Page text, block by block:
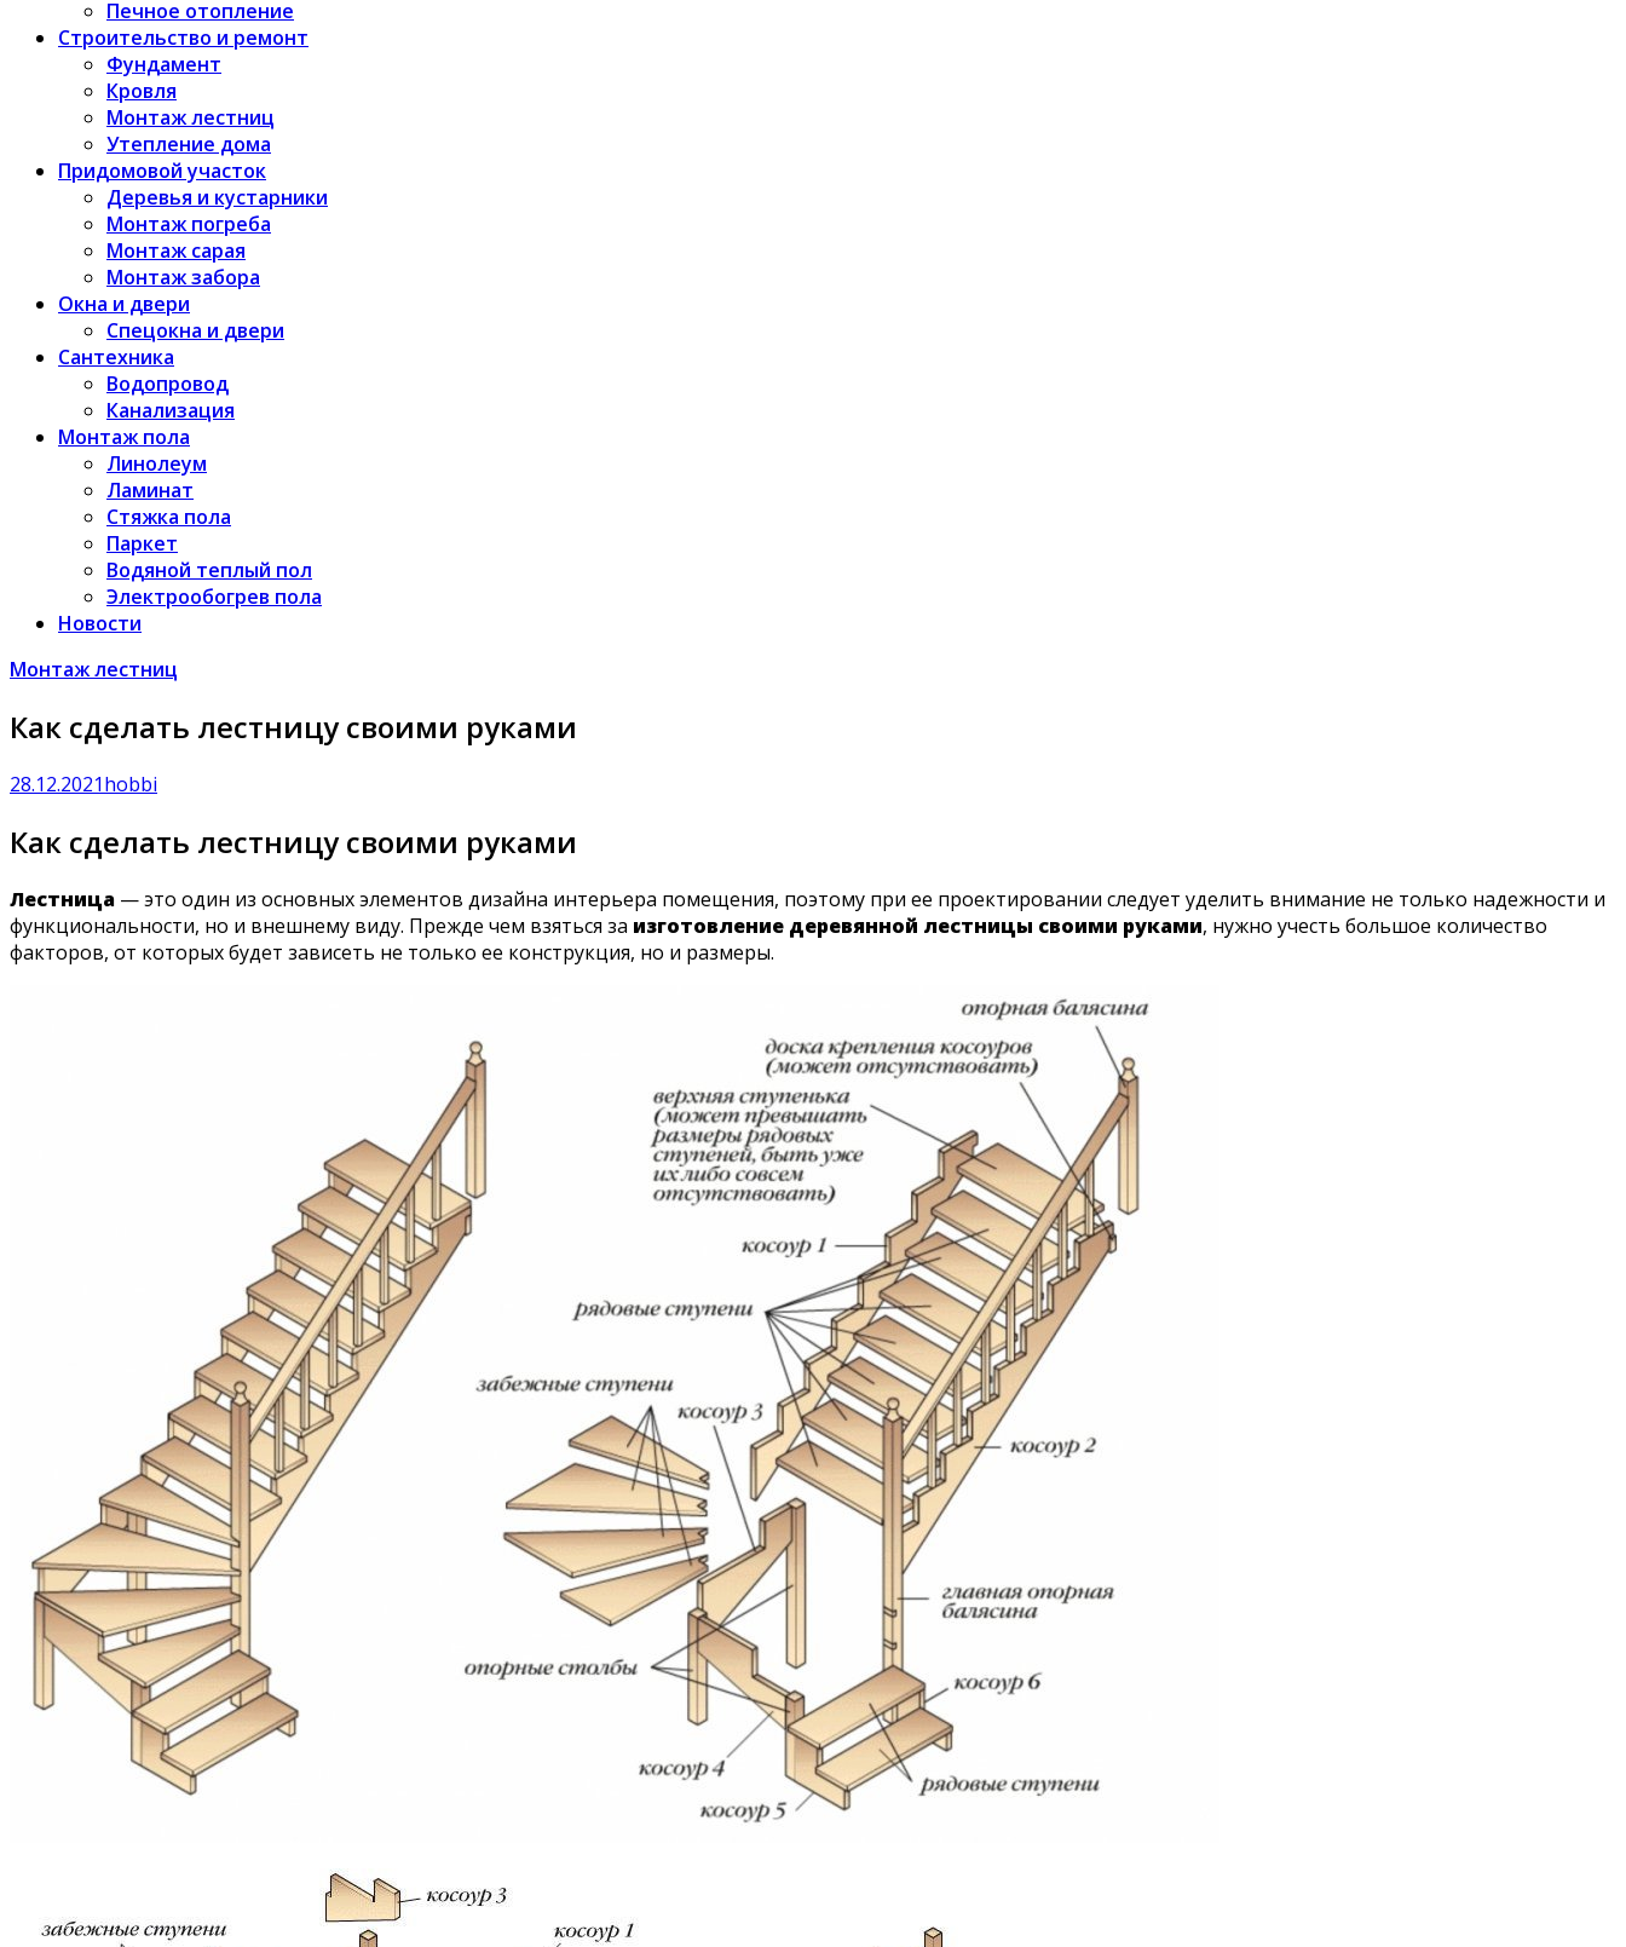
Печное отопление
Строительство и ремонт
Фундамент
Кровля
Монтаж лестниц
Утепление дома
Придомовой участок
Деревья и кустарники
Монтаж погреба
Монтаж сарая
Монтаж забора
Окна и двери
Спецокна и двери
Сантехника
Водопровод
Канализация
Монтаж пола
Линолеум
Ламинат
Стяжка пола
Паркет
Водяной теплый пол
Электрообогрев пола
Новости
Монтаж лестниц
Как сделать лестницу своими руками
28.12.2021hobbi
Как сделать лестницу своими руками
Лестница — это один из основных элементов дизайна интерьера помещения, поэтому при ее проектировании следует уделить внимание не только надежности и
функциональности, но и внешнему виду. Прежде чем взяться за изготовление деревянной лестницы своими руками, нужно учесть большое количество
факторов, от которых будет зависеть не только ее конструкция, но и размеры.